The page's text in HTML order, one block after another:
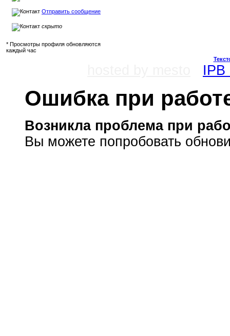
Отправить сообщение
скрыто
* Просмотры профиля обновляются
каждый час
IPB
Ошибка при
Возникла проблема при
Вы можете попробовать